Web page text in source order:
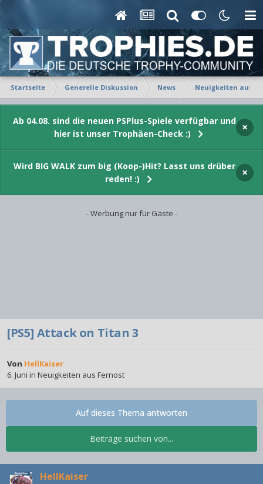
Startseite Generelle Diskussion News Neuigkeiten aus
Ab 04.08. sind die neuen PSPlus-Spiele verfügbar und
hier ist unser Trophäen-Check :)
×
Wird BIG WALK zum big (Koop-)Hit? Lasst uns drüber
reden! :)
×
- Werbung nur für Gäste -
[PS5] Attack on Titan 3
Von HellKaiser
6. Juni in Neuigkeiten aus Fernost
Beiträge suchen von...
Auf dieses Thema antworten
HellKaiser